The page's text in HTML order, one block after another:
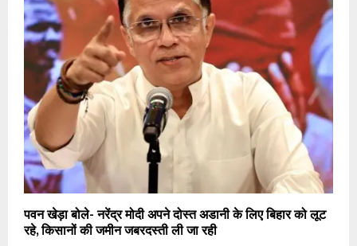
पवन खेड़ा बोले- नरेंद्र मोदी अपने दोस्त अडानी के लिए बिहार को लूट
रहे, किसानों की जमीन जबरदस्ती ली जा रही